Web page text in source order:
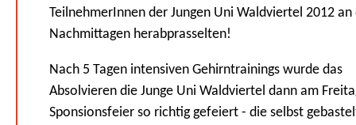
TeilnehmerInnen der Jungen Uni Waldviertel 2012 an
Nachmittagen herabprasselten!
Nach 5 Tagen intensiven Gehirntrainings wurde das
Absolvieren die Junge Uni Waldviertel dann am
Sponsionsfeier so richtig gefeiert - die selbst